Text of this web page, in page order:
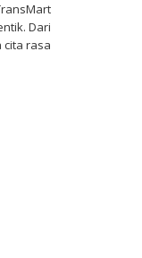
Dari
cita rasa